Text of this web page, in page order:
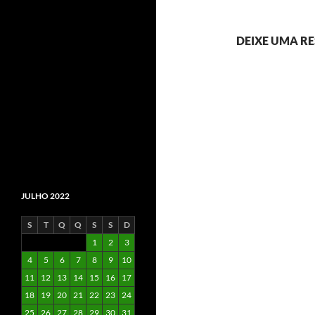
DEIXE UMA
JULHO 2022
S T Q Q S S
D
1
2
3
4
5 6 7 8 9
10
11
12 13 14 15 16
17
18
19 20 21 22 23 24
25
26 27 28 29 30
31